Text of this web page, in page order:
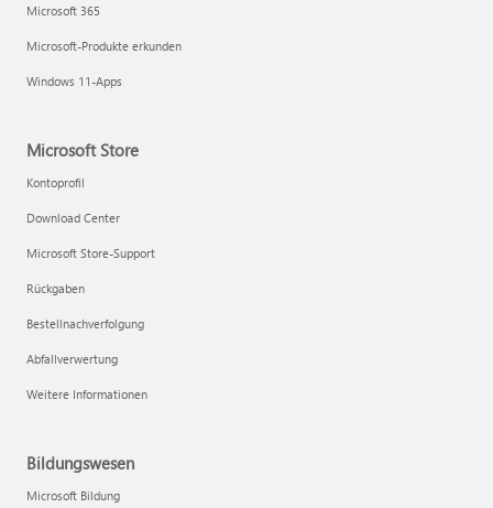
Microsoft 365
Microsoft-Produkte erkunden
Windows 11-Apps
Microsoft Store
Kontoprofil
Download Center
Microsoft Store-Support
Rückgaben
Bestellnachverfolgung
Abfallverwertung
Weitere Informationen
Bildungswesen
Microsoft Bildung